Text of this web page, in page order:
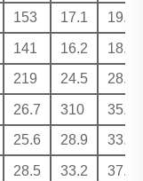
153 17.1 19.4
141 16.2
18.3
219 24.5 28.1
26.7 310
35.1
25.6 28.9 33.9
28.5 33.2
37.6